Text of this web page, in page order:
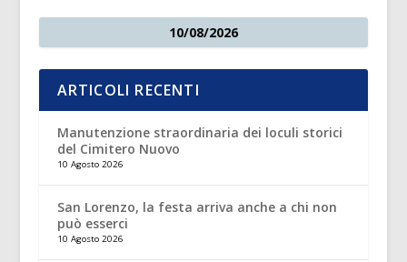
10/08/2026
ARTICOLI RECENTI
Manutenzione straordinaria dei loculi storici
del Cimitero Nuovo
10 Agosto 2026
San Lorenzo, la festa arriva anche a chi non
può esserci
10 Agosto 2026